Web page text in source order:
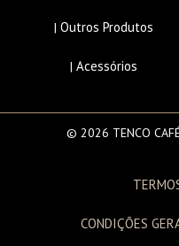
| Outros Produtos
| Acessórios
© 2026 TENCO
CONDIÇÕES